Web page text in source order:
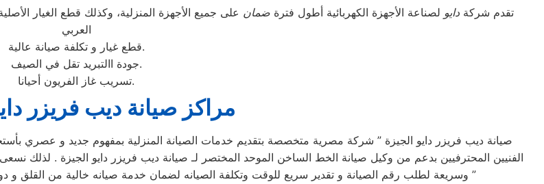
تقدم شركةدايو لصناعة الأجهزة الكهربائية أطول فترةضمان على جميع الأجهزة المنزلية، وكذلك قطع الغيار
العربي
قطع غيار و تكلفة صيانة عالية.
جودة االتبريد تقل في الصيف.
تسريب غاز الفريون أحيانا.
مراكز صيانة ديب فريزر
صيانة ديب فريزر دايو الجيزة ” شركة مصرية متخصصة بتقديم خدمات الصيانة المنزلية بمفهوم جديد و عصري
الفنيين المحترفيين بدعم من وكيل صيانة الخط الساخن الموحد المختصر لـ صيانة ديب فريزر دايو الجيزة . لذلك
وسريعة لطلب رقم الصيانة و تقدير سريع للوقت وتكلفة الصيانه لضمان خدمة صيانه خالية من القلق و دون أي مفاجآت ، بالأضافة تقديم خدمة عملاء مميزة من البداية إلى النهاية ”